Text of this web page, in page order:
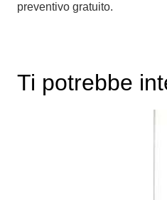
preventivo gratuito.
Ti potrebbe